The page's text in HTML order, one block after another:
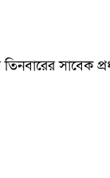
তিনবারের